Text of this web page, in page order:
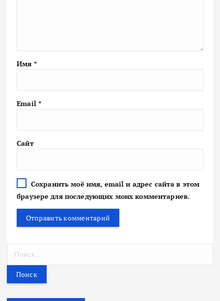
Имя *
Email *
Сайт
Сохранить моё имя, email и адрес сайта в этом
браузере для последующих моих комментариев.
т